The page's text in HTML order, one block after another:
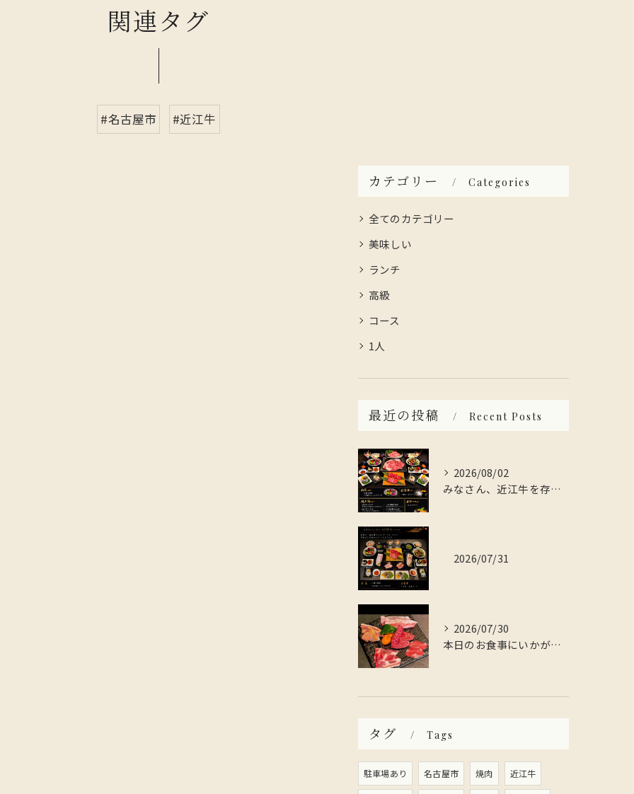
関連タグ
#名古屋市 #近江牛
カテゴリー Categories
全てのカテゴリー
美味しい
ランチ
高級
コース
1人
最近の投稿 Recent Posts
2026/08/02
みなさん、近江牛を存分に楽しんでみませんか？
2026/07/31
2026/07/30
本日のお食事にいかがですか？
タグ Tags
駐車場あり 名古屋市 焼肉 近江牛